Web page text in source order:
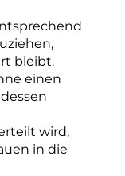
bleibt.
einen
wird,
in die